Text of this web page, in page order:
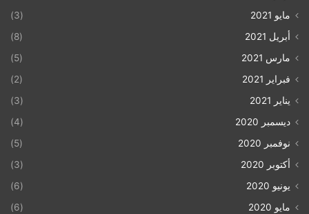
مايو 2021
(3)
أبريل 2021
(8)
مارس 2021
(5)
فبراير 2021
(2)
يناير 2021
(3)
ديسمبر 2020
(4)
نوفمبر 2020
(5)
أكتوبر 2020
(3)
يونيو 2020
(6)
مايو 2020
(6)